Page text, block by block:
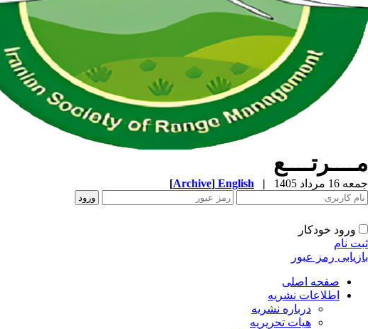
مــــرتــــع
جمعه 16 مرداد 1405 |
English
[Archive]
ورود خودکار
ثبت نام
بازیابی رمز عبور
صفحه اصلی
اطلاعات نشریه
درباره نشریه
هیات تحریریه